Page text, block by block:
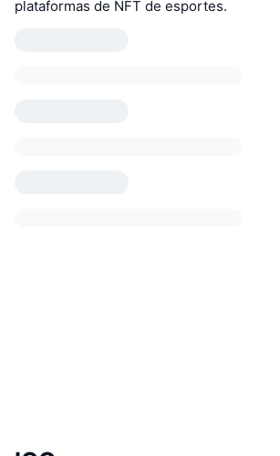
plataformas de NFT de esportes.